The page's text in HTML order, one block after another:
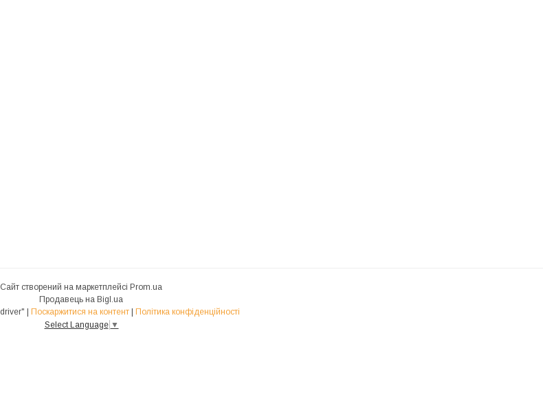
Сайт створений на маркетплейсі Prom.ua
Продавець на Bigl.ua
Інтернет - магазин "driver" | Поскаржитися на контент | Політика конфіденційності
Select Language ▼